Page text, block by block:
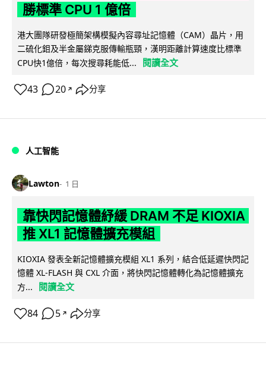
勝標準 CPU 1 億倍
港大團隊研發極簡架構模擬內容尋址記憶體（CAM）晶片，用
二硫化鉬及半金屬銻克服傳輸瓶頸，漢明距離計算速度比標準
CPU快1億倍，每次搜尋耗能低...
閱讀全文
43 20 ↗ 分享
人工智能
Lawton 1 日
靠快閃記憶體紓緩 DRAM 不足 KIOXIA
推 XL1 記憶體擴充模組
KIOXIA 發表全新記憶體擴充模組 XL1 系列，結合低延遲快閃記
憶體 XL-FLASH 與 CXL 介面，將快閃記憶體轉化為記憶體擴充
方...
閱讀全文
84 5 ↗ 分享